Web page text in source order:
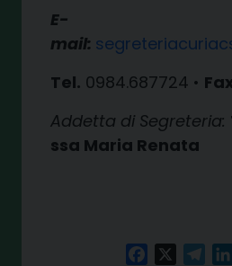
E-
mail:
Tel. 0984.687724 •
Addetta di Segreteria:
ssa Maria Renata
Facebook